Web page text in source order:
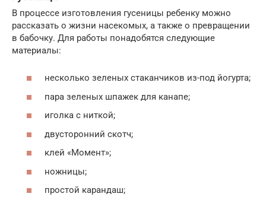
В процессе изготовления гусеницы ребенку можно
рассказать о жизни насекомых, а также о превращении
в бабочку. Для работы понадобятся следующие
материалы:
несколько зеленых стаканчиков из-под йогурта;
пара зеленых шпажек для канапе;
иголка с ниткой;
двусторонний скотч;
клей «Момент»;
ножницы;
простой карандаш;